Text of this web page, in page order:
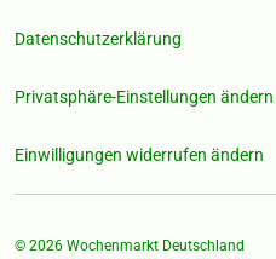
Datenschutzerklärung
Privatsphäre-Einstellungen ändern
Einwilligungen widerrufen ändern
© 2026 Wochenmarkt Deutschland